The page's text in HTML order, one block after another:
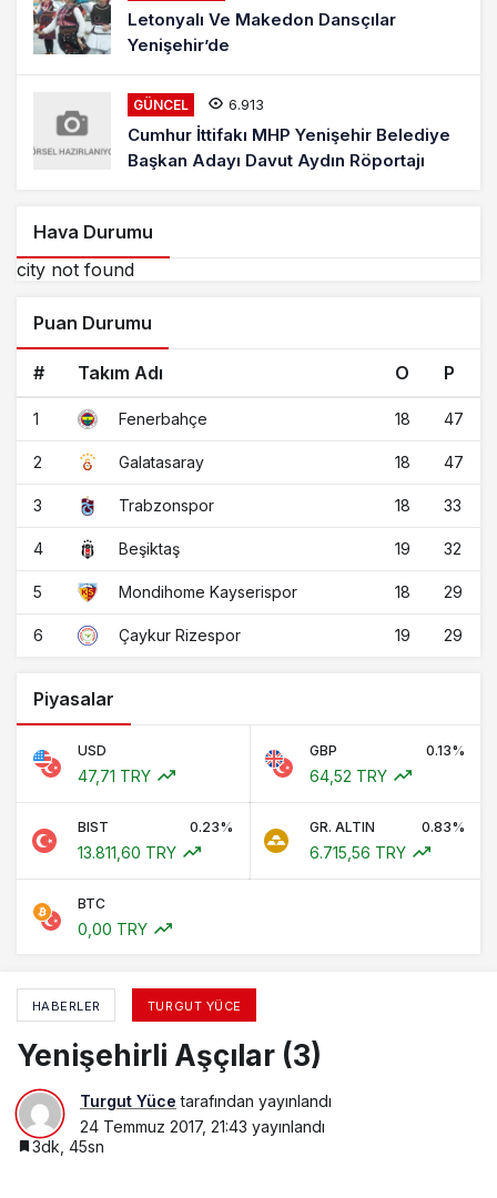
Letonyalı Ve Makedon Dansçılar
Yenişehir’de
GÜNCEL 6.913
Cumhur İttifakı MHP Yenişehir Belediye
Başkan Adayı Davut Aydın Röportajı
Hava Durumu
city not found
Puan Durumu
# Takım Adı O P
1 Fenerbahçe 18 47
2 Galatasaray 18 47
3 Trabzonspor 18 33
4 Beşiktaş 19 32
5 Mondihome Kayserispor 18 29
6 Çaykur Rizespor 19 29
Piyasalar
USD
47,71 TRY
GBP 0.13%
64,52 TRY
BIST 0.23%
13.811,60 TRY
GR. ALTIN 0.83%
6.715,56 TRY
BTC
0,00 TRY
HABERLER TURGUT YÜCE
Yenişehirli Aşçılar (3)
Turgut Yüce tarafından yayınlandı
24 Temmuz 2017, 21:43 yayınlandı
3dk, 45sn